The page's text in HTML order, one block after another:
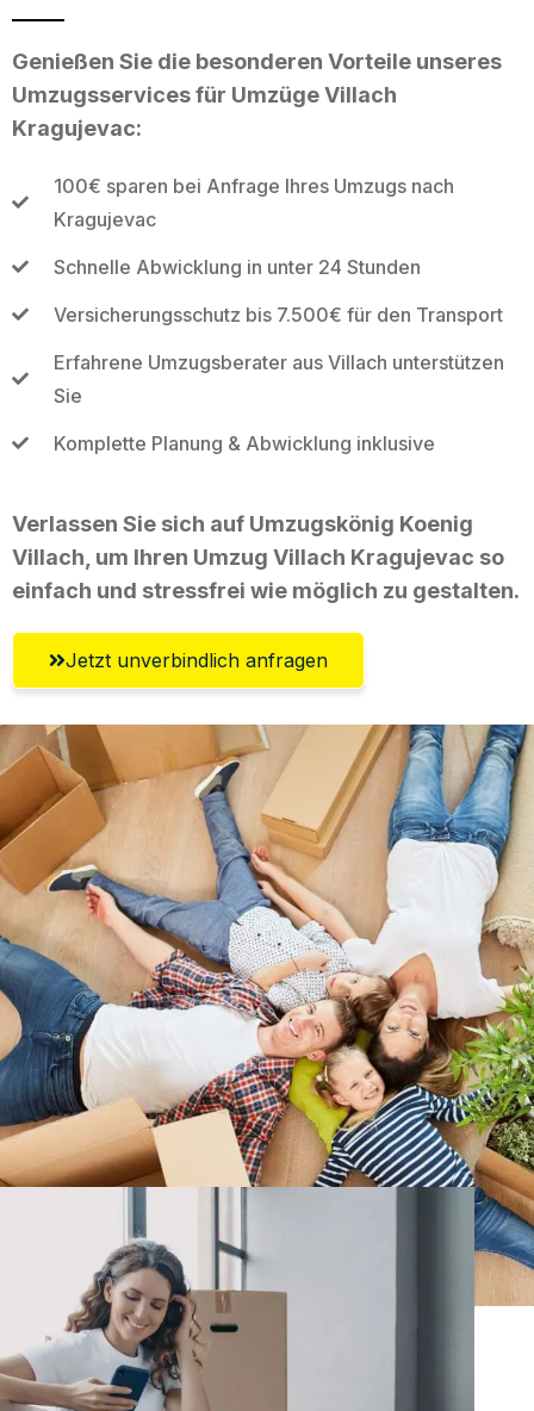
Genießen Sie die besonderen Vorteile unseres
Umzugsservices für Umzüge Villach
Kragujevac:
100€ sparen bei Anfrage Ihres Umzugs nach
Kragujevac
Schnelle Abwicklung in unter 24 Stunden
Versicherungsschutz bis 7.500€ für den Transport
Erfahrene Umzugsberater aus Villach unterstützen
Sie
Komplette Planung & Abwicklung inklusive
Verlassen Sie sich auf Umzugskönig Koenig
Villach, um Ihren Umzug Villach Kragujevac so
einfach und stressfrei wie möglich zu gestalten.
Jetzt unverbindlich anfragen